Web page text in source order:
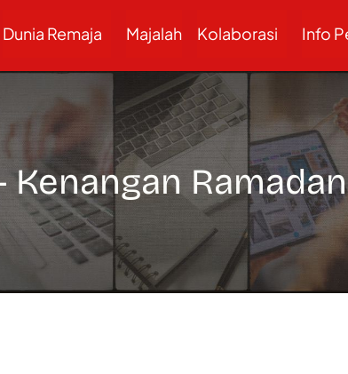
Dunia Remaja Majalah Kolaborasi Info
Kenangan